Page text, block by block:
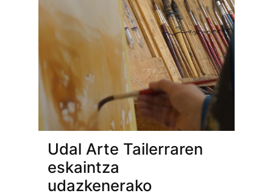
Udal Arte Tailerraren
eskaintza
udazkenerako